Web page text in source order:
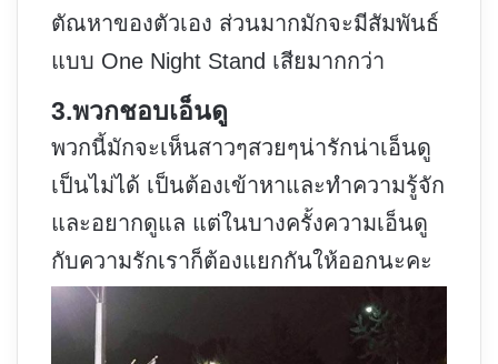
ตัณหาของตัวเอง ส่วนมากมักจะมีสัมพันธ์
แบบ One Night Stand เสียมากกว่า
3.พวกชอบเอ็นดู
พวกนี้มักจะเห็นสาวๆสวยๆน่ารักน่าเอ็นดู
เป็นไม่ได้ เป็นต้องเข้าหาและทำความรู้จัก
และอยากดูแล แต่ในบางครั้งความเอ็นดู
กับความรักเราก็ต้องแยกกันให้ออกนะคะ